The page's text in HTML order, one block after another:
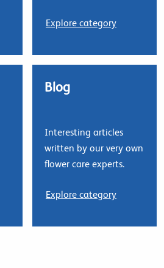
Explore category
Blog
Interesting articles
written by our very own
flower care experts.
Explore category